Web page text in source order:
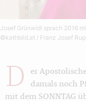
Josef Grünwidl sprach 2016
©kathbild.at / Franz Josef
D
er
damals noch
mit dem SONNTAG